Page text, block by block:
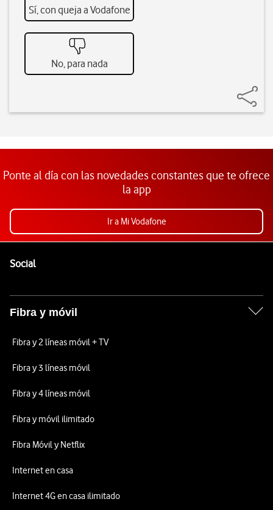
Sí, con queja a Vodafone
No, para nada
Ponte al día con las novedades constantes que te ofrece
la app
Ir a Mi Vodafone
SocialEnlaces a las redes sociales de Vodafone
Fibra y móvil
Fibra y 2 líneas móvil + TV
Fibra y 3 líneas móvil
Fibra y 4 líneas móvil
Fibra y móvil ilimitado
Fibra Móvil y Netflix
Internet en casa
Internet 4G en casa ilimitado